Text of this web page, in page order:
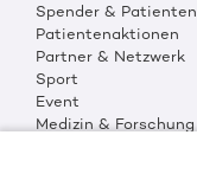
Spender & Patienten
Patientenaktionen
Partner & Netzwerk
Sport
Event
Medizin & Forschung